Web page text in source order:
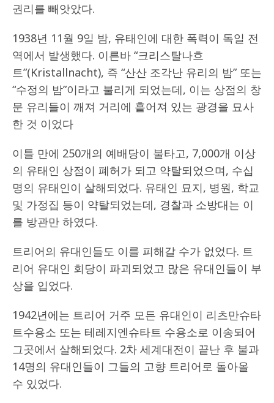
권리를 빼앗았다.
1938년 11월 9일 밤, 유태인에 대한 폭력이 독일 전
역에서 발생했다. 이른바 “크리스탈나흐
트”(Kristallnacht), 즉 “산산 조각난 유리의 밤” 또는
“수정의 밤”이라고 불리게 되었는데, 이는 상점의 창
문 유리들이 깨져 거리에 흩어져 있는 광경을 묘사
한 것 이었다
이틀 만에 250개의 예배당이 불타고, 7,000개 이상
의 유태인 상점이 폐허가 되고 약탈되었으며, 수십
명의 유태인이 살해되었다. 유태인 묘지, 병원, 학교
및 가정집 등이 약탈되었는데, 경찰과 소방대는 이
를 방관만 하였다.
트리어의 유대인들도 이를 피해갈 수가 없었다. 트
리어 유대인 회당이 파괴되었고 많은 유대인들이 부
상을 입었다.
1942년에는 트리어 거주 모든 유대인이 리츠만슈타
트수용소 또는 테레지엔슈타트 수용소로 이송되어
그곳에서 살해되었다. 2차 세계대전이 끝난 후 불과
14명의 유대인들이 그들의 고향 트리어로 돌아올
수 있었다.